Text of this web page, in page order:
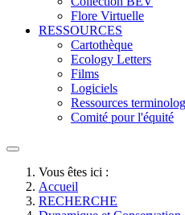
Flore Virtuelle
RESSOURCES
Cartothèque
Ecology Letters
Films
Logiciels
Ressources
Comité pour l'équité
Vous êtes ici :
Accueil
RECHERCHE